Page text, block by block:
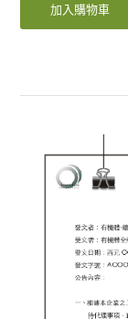
加入購物車